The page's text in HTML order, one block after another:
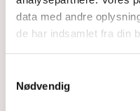
data med andre
de har indsamlet fra din
Nødvendig